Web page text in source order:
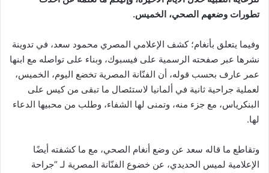
تطورات وضعهم الصحي، الخميس.
وفيما يتعلق بأنغام؛ كشف الإعلامي المصري محمود سعد، في تدوينة
نشرها عبر صفحته الرسمية على فيسبوك، وبناء على تواصله مع ابنها
عمر عارف بحسب قوله، أن الفنّانة المصرية تخضع اليوم، الخميس،
لعملية جراحية ثانية في ألمانيا لاستئصال ما تبقى من كيس على
البنكرياس، مع جزء منه، وتمنى لها الشفاء، وطلب من محبيها الدعاء
لها.
وتقاطع ما قاله سعد عن وضع أنغام الصحي، مع ما كشفته أيضًا
الإعلامية لميس الحديدي، عن خضوع الفنّانة المصرية لـ “جراحة